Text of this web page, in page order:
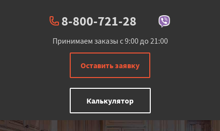
8-800-721-28
Принимаем заказы с 9:00 до 21:00
Оставить заявку
Калькулятор